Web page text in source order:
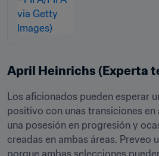
April Heinrichs (Experta
Los aficionados pueden esperar
positivo con unas transiciones
una posesión en progresión y
creadas en ambas áreas. Preveo
porque ambas selecciones